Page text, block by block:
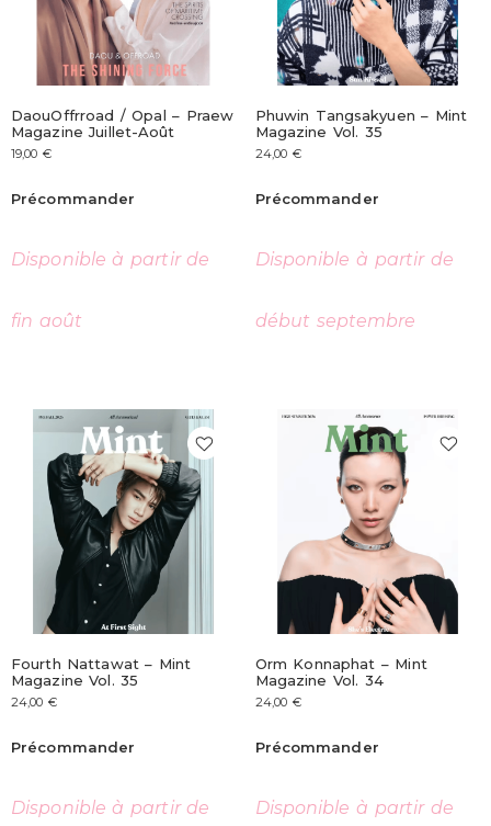
DaouOffrroad / Opal – Praew
Magazine Juillet-Août
19,00 €
Précommander
Disponible à partir de
fin août
Phuwin Tangsakyuen – Mint
Magazine Vol. 35
24,00 €
Précommander
Disponible à partir de
début septembre
Fourth Nattawat – Mint
Magazine Vol. 35
24,00 €
Précommander
Disponible à partir de
Orm Konnaphat – Mint
Magazine Vol. 34
24,00 €
Précommander
Disponible à partir de